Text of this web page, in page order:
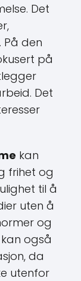
Det
På den
på
Det
kan
frihet og
til å
uten å
og
kan også
da
utenfor